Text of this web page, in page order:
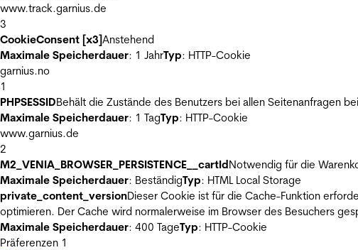
www.track.garnius.de
3
CookieConsent [x3]Anstehend
Maximale Speicherdauer: 1 JahrTyp: HTTP-Cookie
garnius.no
1
PHPSESSIDBehält die Zustände des Benutzers bei allen Seitenanfragen
Maximale Speicherdauer: 1 TagTyp: HTTP-Cookie
www.garnius.de
2
M2_VENIA_BROWSER_PERSISTENCE__cartIdNotwendig für die
Maximale Speicherdauer: BeständigTyp: HTML Local Storage
private_content_versionDieser Cookie ist für die Cache-Funktion
optimieren. Der Cache wird normalerweise im Browser des Besuchers
Maximale Speicherdauer: 400 TageTyp: HTTP-Cookie
Präferenzen 1